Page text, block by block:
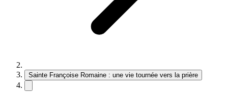
Sainte Françoise Romaine : une vie tournée vers la prière